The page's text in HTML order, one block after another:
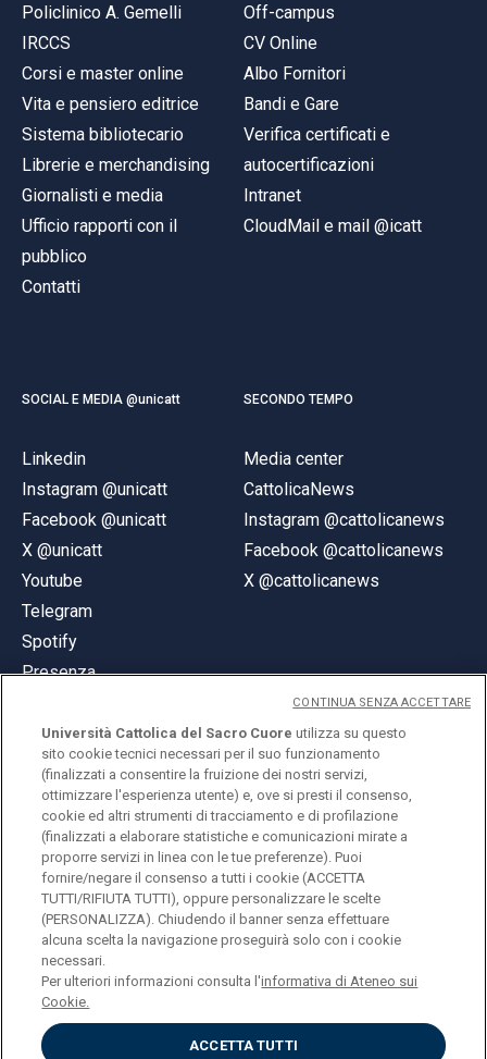
Policlinico A. Gemelli
IRCCS
Corsi e master online
Vita e pensiero editrice
Sistema bibliotecario
Librerie e merchandising
Giornalisti e media
Ufficio rapporti con il
pubblico
Contatti
Off-campus
CV Online
Albo Fornitori
Bandi e Gare
Verifica certificati e
autocertificazioni
Intranet
CloudMail e mail @icatt
SOCIAL E MEDIA @unicatt
Linkedin
Instagram @unicatt
Facebook @unicatt
X @unicatt
Youtube
Telegram
Spotify
Presenza
SECONDO TEMPO
Media center
CattolicaNews
Instagram @cattolicanews
Facebook @cattolicanews
X @cattolicanews
© Università Cattolica del Sacro Cuore
Largo A. Gemelli 1, 20123 Milano
PI 02133120150
ENGLISH
Università Cattolica del Sacro Cuore utilizza su questo
sito cookie tecnici necessari per il suo funzionamento
(finalizzati a consentire la fruizione dei nostri servizi,
ottimizzare l'esperienza utente) e, ove si presti il consenso,
cookie ed altri strumenti di tracciamento e di profilazione
(finalizzati a elaborare statistiche e comunicazioni mirate a
proporre servizi in linea con le tue preferenze). Puoi
fornire/negare il consenso a tutti i cookie (ACCETTA
TUTTI/RIFIUTA TUTTI), oppure personalizzare le scelte
(PERSONALIZZA). Chiudendo il banner senza effettuare
alcuna scelta la navigazione proseguirà solo con i cookie
necessari.
Per ulteriori informazioni consulta l'informativa di Ateneo sui
Cookie.
ACCETTA TUTTI
CONTINUA SENZA ACCETTARE